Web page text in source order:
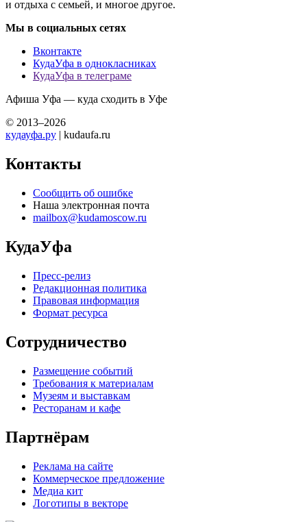
и отдыха с семьей, и многое другое.
Мы в социальных сетях
Вконтакте
КудаУфа в однокласниках
КудаУфа в телеграме
Афиша Уфа — куда сходить в Уфе
© 2013–2026
кудауфа.ру | kudaufa.ru
Контакты
Сообщить об ошибке
Наша электронная почта
mailbox@kudamoscow.ru
КудаУфа
Пресс-релиз
Редакционная политика
Правовая информация
Формат ресурса
Сотрудничество
Размещение событий
Требования к материалам
Музеям и выставкам
Ресторанам и кафе
Партнёрам
Реклама на сайте
Коммерческое предложение
Медиа кит
Логотипы в векторе